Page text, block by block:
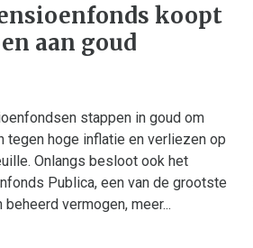
koopt
aan goud
stappen in goud om
tegen hoge inflatie en verliezen op
Onlangs besloot ook het
Publica, een van de grootste
vermogen, meer...